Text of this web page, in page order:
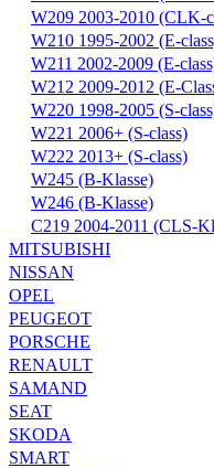
W209 2003-2010 (CLK-
W210 1995-2002 (E-
W211 2002-2009 (E-
W212 2009-2012 (E-
W220 1998-2005 (S-
W221 2006+ (S-class)
W222 2013+ (S-class)
W245 (B-Klasse)
W246 (B-Klasse)
С219 2004-2011 (CLS-
MITSUBISHI
NISSAN
OPEL
PEUGEOT
PORSCHE
RENAULT
SAMAND
SEAT
SKODA
SMART